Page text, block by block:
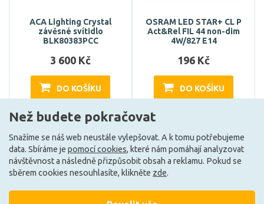
ACA Lighting Crystal
závěsné svítidlo
BLK80383PCC
3 600 Kč
DO KOŠÍKU
Může být u Vás 20. 8.
OSRAM LED STAR+ CL P
Act&Rel FIL 44 non-dim
4W/827 E14
196 Kč
DO KOŠÍKU
Může být u Vás 17. 8.
Než budete pokračovat
Snažíme se náš web neustále vylepšovat. A k tomu potřebujeme
data. Sbíráme je pomocí cookies, které nám pomáhají analyzovat
návštěvnost a následně přizpůsobit obsah a reklamu. Pokud se
sběrem cookies nesouhlasíte, klikněte zde.